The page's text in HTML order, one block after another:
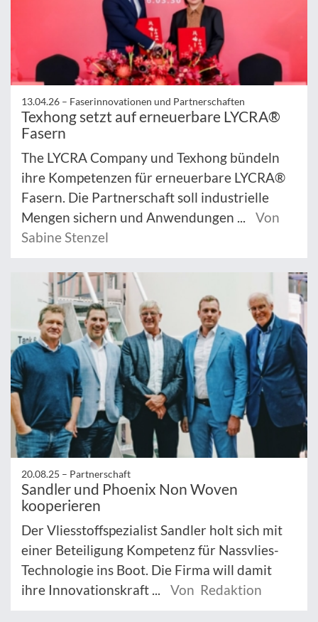
13.04.26 – Faserinnovationen und Partnerschaften
Texhong setzt auf erneuerbare LYCRA®
Fasern
The LYCRA Company und Texhong bündeln
ihre Kompetenzen für erneuerbare LYCRA®
Fasern. Die Partnerschaft soll industrielle
Mengen sichern und Anwendungen ...
Von
Sabine Stenzel
20.08.25 – Partnerschaft
Sandler und Phoenix Non Woven
kooperieren
Der Vliesstoffspezialist Sandler holt sich mit
einer Beteiligung Kompetenz für Nassvlies-
Technologie ins Boot. Die Firma will damit
ihre Innovationskraft ...
Von Redaktion